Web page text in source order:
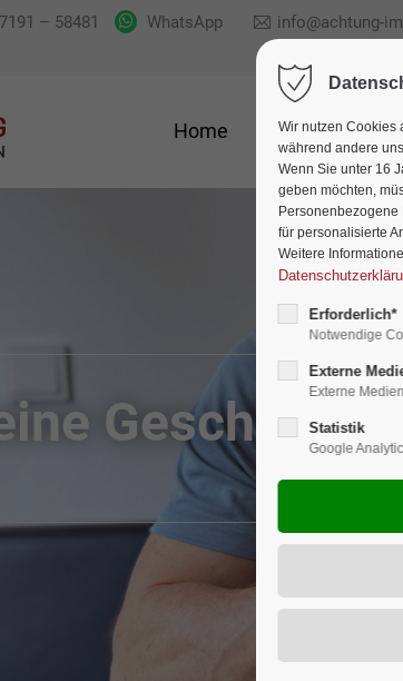
– 58481 WhatsApp info@achtung-
Home Immobilien
Geschichte
Wir nutzen Cookies
während andere
Wenn Sie unter 16
geben möchten,
Personenbezogene
für personalisierte
Weitere
Erforderlich*
Notwendige
Externe
Externe
Statistik
Google